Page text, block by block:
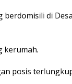
berdomisili di Desa
kerumah.
posis